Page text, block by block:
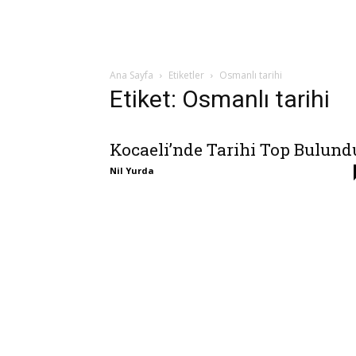
Ana Sayfa Etiketler Osmanlı tarihi
Etiket: Osmanlı tarihi
Kocaeli’nde Tarihi Top
Nil Yurda